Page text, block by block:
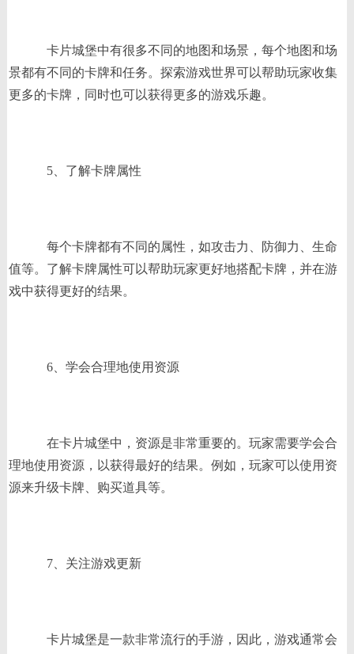
卡片城堡中有很多不同的地图和场景，每个地图和场
景都有不同的卡牌和任务。探索游戏世界可以帮助玩家收集
更多的卡牌，同时也可以获得更多的游戏乐趣。
5、了解卡牌属性
每个卡牌都有不同的属性，如攻击力、防御力、生命
值等。了解卡牌属性可以帮助玩家更好地搭配卡牌，并在游
戏中获得更好的结果。
6、学会合理地使用资源
在卡片城堡中，资源是非常重要的。玩家需要学会合
理地使用资源，以获得最好的结果。例如，玩家可以使用资
源来升级卡牌、购买道具等。
7、关注游戏更新
卡片城堡是一款非常流行的手游，因此，游戏通常会